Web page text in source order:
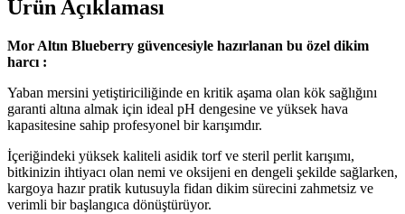
Ürün Açıklaması
Mor Altın Blueberry güvencesiyle hazırlanan bu özel dikim
harcı :
Yaban mersini yetiştiriciliğinde en kritik aşama olan kök sağlığını
garanti altına almak için ideal pH dengesine ve yüksek hava
kapasitesine sahip profesyonel bir karışımdır.
İçeriğindeki yüksek kaliteli asidik torf ve steril perlit karışımı,
bitkinizin ihtiyacı olan nemi ve oksijeni en dengeli şekilde sağlarken,
kargoya hazır pratik kutusuyla fidan dikim sürecini zahmetsiz ve
verimli bir başlangıca dönüştürüyor.